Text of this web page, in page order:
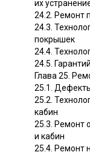
их
24.2. Ремонт
24.3.
покрышек
24.4.
24.5.
Глава 25.
25.1.
25.2.
кабин
25.3. Ремонт
и кабин
25.4. Ремонт